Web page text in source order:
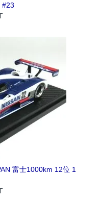
#23
富士1000km 12位 1